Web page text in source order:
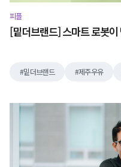
피플
[밑더브랜드] 스마트 로봇
밑더브랜드 제주우유